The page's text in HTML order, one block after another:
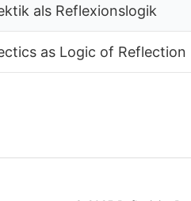
als Reflexionslogik
as Logic of Reflection